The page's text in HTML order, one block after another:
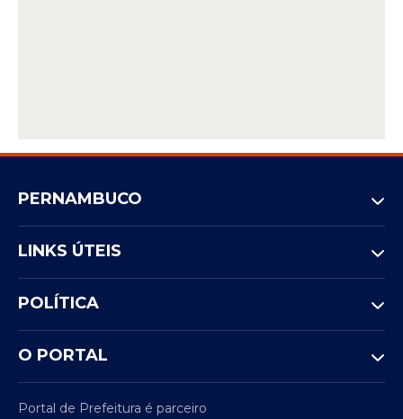
PERNAMBUCO
LINKS ÚTEIS
POLÍTICA
O PORTAL
Portal de Prefeitura é parceiro